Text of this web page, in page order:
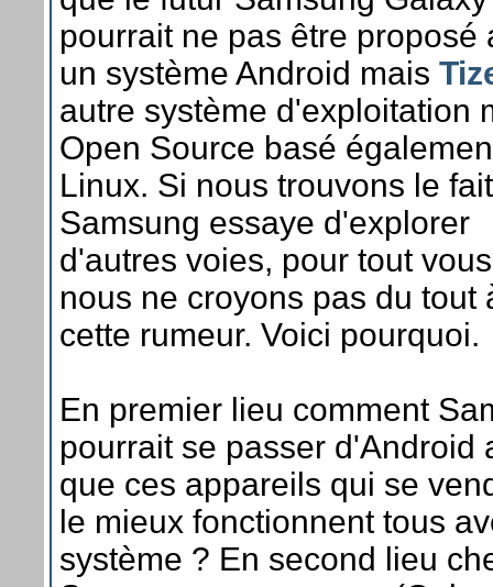
pourrait ne pas être proposé
un système Android mais
autre système d'exploitation
Open Source basé
Linux. Si nous trouvons le
Samsung essaye d'explorer
d'autres voies, pour tout
nous ne croyons pas du tout
cette rumeur. Voici pourquoi.
En premier lieu comment
pourrait se passer d'Android
que ces appareils qui se
le mieux fonctionnent tous
système ? En second lieu